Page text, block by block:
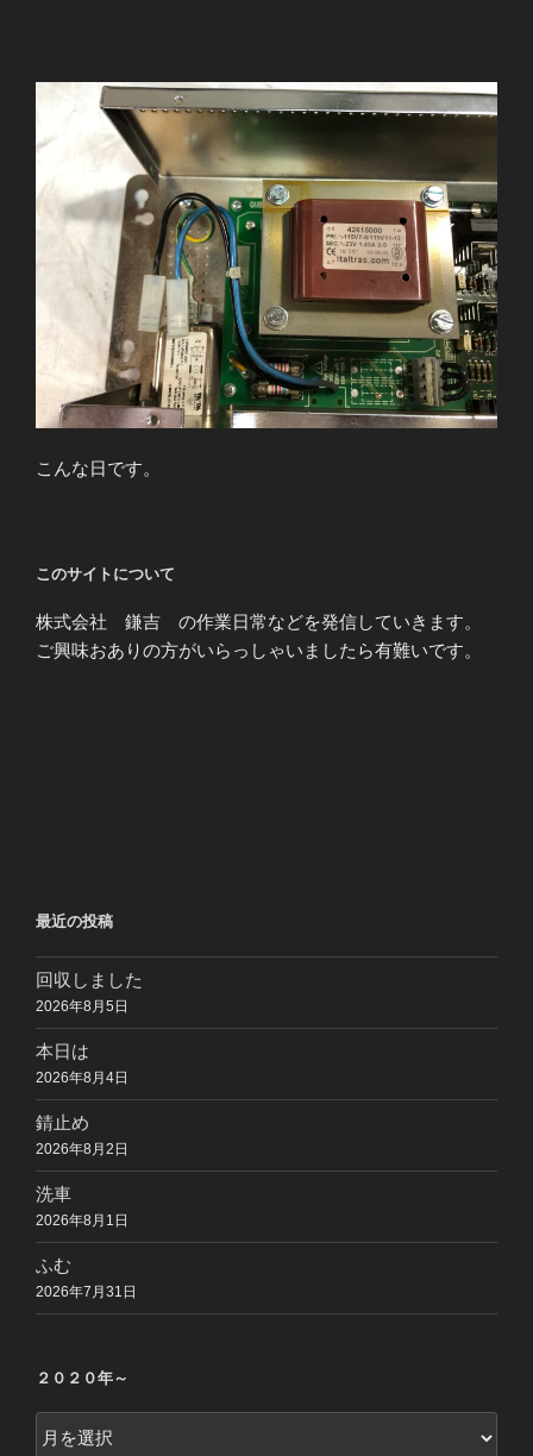
こんな日です。
このサイトについて
株式会社 鎌吉 の作業日常などを発信していきます。
ご興味おありの方がいらっしゃいましたら有難いです。
最近の投稿
回収しました
2026年8月5日
本日は
2026年8月4日
錆止め
2026年8月2日
洗車
2026年8月1日
ふむ
2026年7月31日
２０２０年～